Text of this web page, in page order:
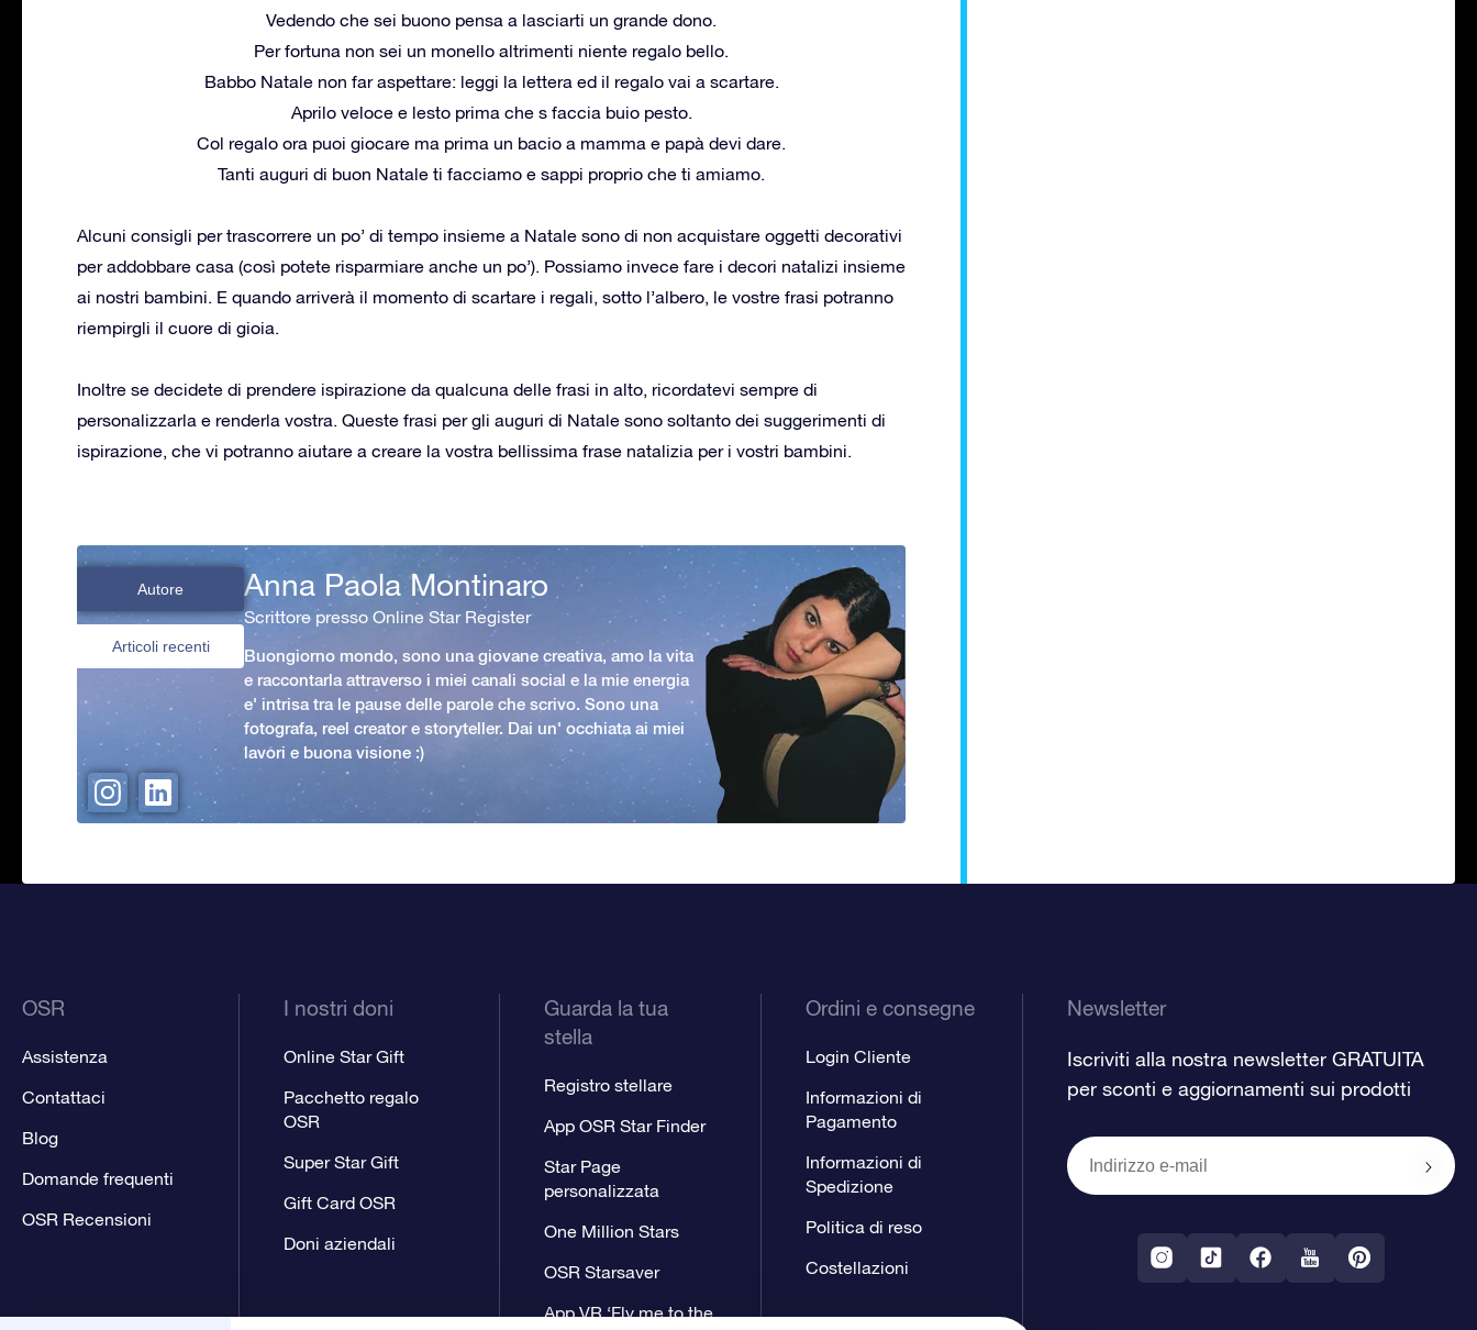
Vedendo che sei buono pensa a lasciarti un grande dono.
Per fortuna non sei un monello altrimenti niente regalo bello.
Babbo Natale non far aspettare: leggi la lettera ed il regalo vai a scartare.
Aprilo veloce e lesto prima che s faccia buio pesto.
Col regalo ora puoi giocare ma prima un bacio a mamma e papà devi dare.
Tanti auguri di buon Natale ti facciamo e sappi proprio che ti amiamo.
Alcuni consigli per trascorrere un po’ di tempo insieme a Natale sono di non acquistare oggetti decorativi
per addobbare casa (così potete risparmiare anche un po’). Possiamo invece fare i decori natalizi insieme
ai nostri bambini. E quando arriverà il momento di scartare i regali, sotto l’albero, le vostre frasi potranno
riempirgli il cuore di gioia.
Inoltre se decidete di prendere ispirazione da qualcuna delle frasi in alto, ricordatevi sempre di
personalizzarla e renderla vostra. Queste frasi per gli auguri di Natale sono soltanto dei suggerimenti di
ispirazione, che vi potranno aiutare a creare la vostra bellissima frase natalizia per i vostri bambini.
Autore
Articoli recenti
Anna Paola Montinaro
Scrittore presso Online Star Register
Buongiorno mondo, sono una giovane creativa, amo la vita
e raccontarla attraverso i miei canali social e la mie energia
e' intrisa tra le pause delle parole che scrivo. Sono una
fotografa, reel creator e storyteller. Dai un' occhiata ai miei
lavori e buona visione :)
OSR
Assistenza
Contattaci
Blog
Domande frequenti
OSR Recensioni
I nostri doni
Online Star Gift
Pacchetto regalo
OSR
Super Star Gift
Gift Card OSR
Doni aziendali
Guarda la tua
stella
Registro stellare
App OSR Star Finder
Star Page
personalizzata
One Million Stars
OSR Starsaver
App VR ‘Fly me to the
Ordini e consegne
Login Cliente
Informazioni di
Pagamento
Informazioni di
Spedizione
Politica di reso
Costellazioni
Newsletter
Iscriviti alla nostra newsletter GRATUITA
per sconti e aggiornamenti sui prodotti